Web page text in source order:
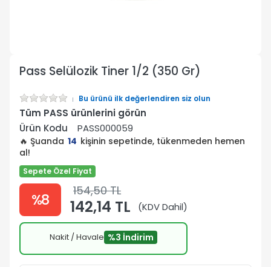
Pass Selülozik Tiner 1/2 (350 Gr)
Bu ürünü ilk değerlendiren siz olun
Tüm PASS ürünlerini görün
Ürün Kodu
PASS000059
🔥 Şuanda 14 kişinin sepetinde, tükenmeden hemen
al!
Sepete Özel Fiyat
%8 154,50 TL
142,14 TL (KDV Dahil)
Nakit / Havale %3 İndirim